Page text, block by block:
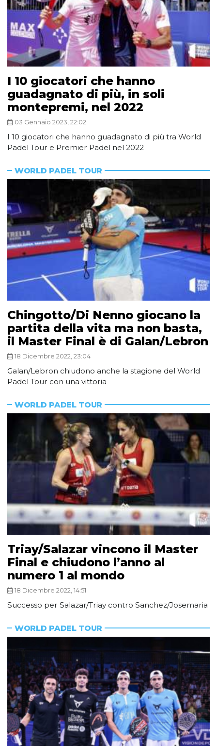
I 10 giocatori che hanno
guadagnato di più, in soli
montepremi, nel 2022
03 Gennaio 2023, 22:02
I 10 giocatori che hanno guadagnato di più tra World
Padel Tour e Premier Padel nel 2022
WORLD PADEL TOUR
Chingotto/Di Nenno giocano la
partita della vita ma non basta,
il Master Final è di Galan/Lebron
18 Dicembre 2022, 23:04
Galan/Lebron chiudono anche la stagione del World
Padel Tour con una vittoria
WORLD PADEL TOUR
Triay/Salazar vincono il Master
Final e chiudono l’anno al
numero 1 al mondo
18 Dicembre 2022, 14:51
Successo per Salazar/Triay contro Sanchez/Josemaria
WORLD PADEL TOUR